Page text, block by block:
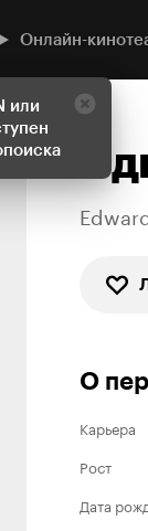
или
Онлайн-
О
Карьера
Рост
Дата